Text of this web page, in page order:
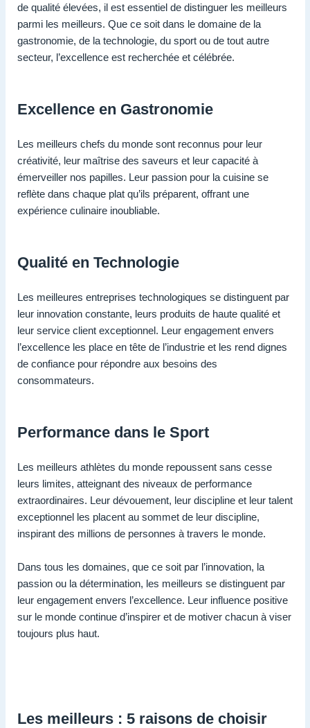
de qualité élevées, il est essentiel de distinguer les meilleurs
parmi les meilleurs. Que ce soit dans le domaine de la
gastronomie, de la technologie, du sport ou de tout autre
secteur, l’excellence est recherchée et célébrée.
Excellence en Gastronomie
Les meilleurs chefs du monde sont reconnus pour leur
créativité, leur maîtrise des saveurs et leur capacité à
émerveiller nos papilles. Leur passion pour la cuisine se
reflète dans chaque plat qu’ils préparent, offrant une
expérience culinaire inoubliable.
Qualité en Technologie
Les meilleures entreprises technologiques se distinguent par
leur innovation constante, leurs produits de haute qualité et
leur service client exceptionnel. Leur engagement envers
l’excellence les place en tête de l’industrie et les rend dignes
de confiance pour répondre aux besoins des
consommateurs.
Performance dans le Sport
Les meilleurs athlètes du monde repoussent sans cesse
leurs limites, atteignant des niveaux de performance
extraordinaires. Leur dévouement, leur discipline et leur talent
exceptionnel les placent au sommet de leur discipline,
inspirant des millions de personnes à travers le monde.
Dans tous les domaines, que ce soit par l’innovation, la
passion ou la détermination, les meilleurs se distinguent par
leur engagement envers l’excellence. Leur influence positive
sur le monde continue d’inspirer et de motiver chacun à viser
toujours plus haut.
Les meilleurs : 5 raisons de choisir